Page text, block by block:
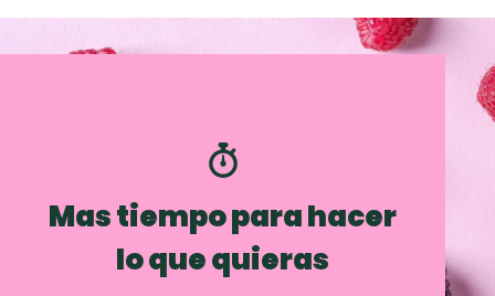
Mas tiempo para hacer
lo que quieras